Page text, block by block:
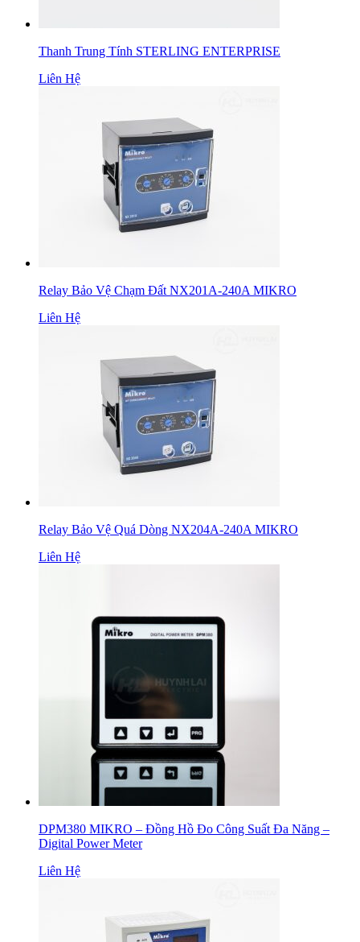
Thanh Trung Tính STERLING ENTERPRISE
Liên Hệ
Relay Bảo Vệ Chạm Đất NX201A-240A MIKRO
Liên Hệ
Relay Bảo Vệ Quá Dòng NX204A-240A MIKRO
Liên Hệ
DPM380 MIKRO – Đồng Hồ Đo Công Suất Đa Năng –
Digital Power Meter
Liên Hệ